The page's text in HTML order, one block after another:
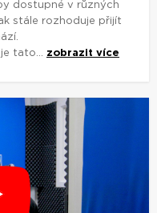
dostupné v různých
stále rozhoduje přijít
tato... zobrazit více